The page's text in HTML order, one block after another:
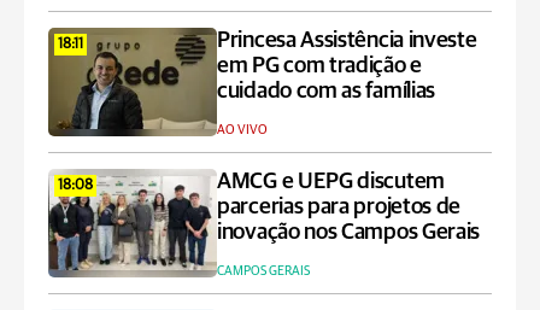
18:11
Princesa Assistência investe
em PG com tradição e
cuidado com as famílias
AO VIVO
18:08
AMCG e UEPG discutem
parcerias para projetos de
inovação nos Campos Gerais
CAMPOS GERAIS